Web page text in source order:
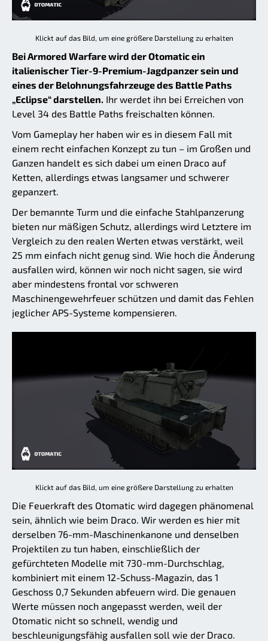
Klickt auf das Bild, um eine größere Darstellung zu erhalten
Bei Armored Warfare wird der Otomatic ein
italienischer Tier-9-Premium-Jagdpanzer sein und
eines der Belohnungsfahrzeuge des Battle Paths
„Eclipse“ darstellen. Ihr werdet ihn bei Erreichen von
Level 34 des Battle Paths freischalten können.
Vom Gameplay her haben wir es in diesem Fall mit
einem recht einfachen Konzept zu tun – im Großen und
Ganzen handelt es sich dabei um einen Draco auf
Ketten, allerdings etwas langsamer und schwerer
gepanzert.
Der bemannte Turm und die einfache Stahlpanzerung
bieten nur mäßigen Schutz, allerdings wird Letztere im
Vergleich zu den realen Werten etwas verstärkt, weil
25 mm einfach nicht genug sind. Wie hoch die Änderung
ausfallen wird, können wir noch nicht sagen, sie wird
aber mindestens frontal vor schweren
Maschinengewehrfeuer schützen und damit das Fehlen
jeglicher APS-Systeme kompensieren.
Klickt auf das Bild, um eine größere Darstellung zu erhalten
Die Feuerkraft des Otomatic wird dagegen phänomenal
sein, ähnlich wie beim Draco. Wir werden es hier mit
derselben 76-mm-Maschinenkanone und denselben
Projektilen zu tun haben, einschließlich der
gefürchteten Modelle mit 730-mm-Durchschlag,
kombiniert mit einem 12-Schuss-Magazin, das 1
Geschoss 0,7 Sekunden abfeuern wird. Die genauen
Werte müssen noch angepasst werden, weil der
Otomatic nicht so schnell, wendig und
beschleunigungsfähig ausfallen soll wie der Draco.